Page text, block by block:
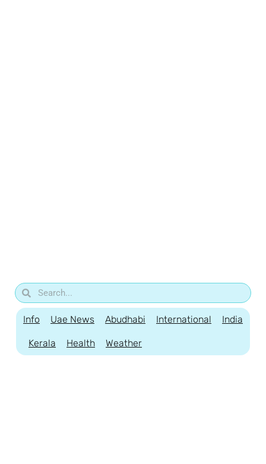
Info Uae News Abudhabi International India
Kerala Health Weather